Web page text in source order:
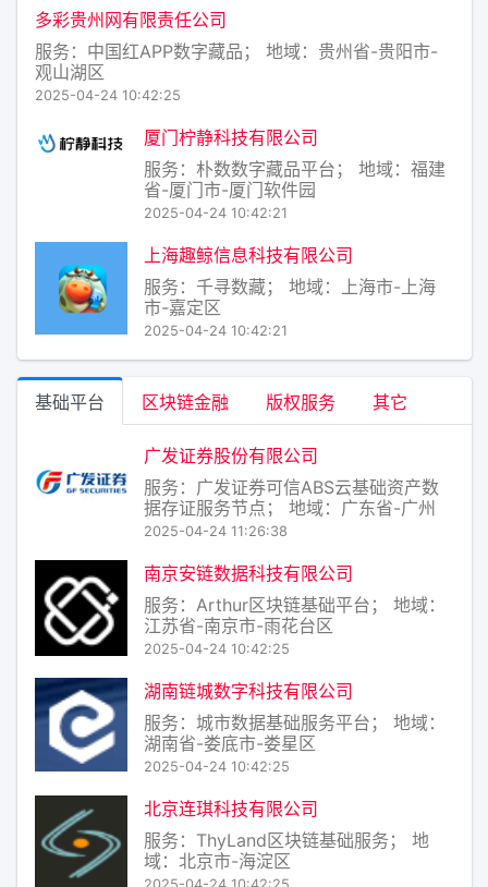
多彩贵州网有限责任公司
服务：中国红APP数字藏品； 地域：贵州省-贵阳市-
观山湖区
2025-04-24 10:42:25
厦门柠静科技有限公司
服务：朴数数字藏品平台； 地域：福建
省-厦门市-厦门软件园
2025-04-24 10:42:21
上海趣鲸信息科技有限公司
服务：千寻数藏； 地域：上海市-上海
市-嘉定区
2025-04-24 10:42:21
基础平台 区块链金融 版权服务 其它
广发证券股份有限公司
服务：广发证券可信ABS云基础资产数
据存证服务节点； 地域：广东省-广州
市-黄埔区
2025-04-24 11:26:38
南京安链数据科技有限公司
服务：Arthur区块链基础平台； 地域：
江苏省-南京市-雨花台区
2025-04-24 10:42:25
湖南链城数字科技有限公司
服务：城市数据基础服务平台； 地域：
湖南省-娄底市-娄星区
2025-04-24 10:42:25
北京连琪科技有限公司
服务：ThyLand区块链基础服务； 地
域：北京市-海淀区